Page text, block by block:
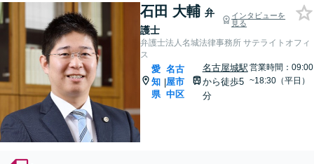
石田 大輔 弁
護士
インタビューを
見る
弁護士法人名城法律事務所 サテライトオフィ
ス
愛
知
県
|
名古
屋市
中区
名古屋城駅
から徒歩5
分
営業時間：09:00
~18:30（平日）